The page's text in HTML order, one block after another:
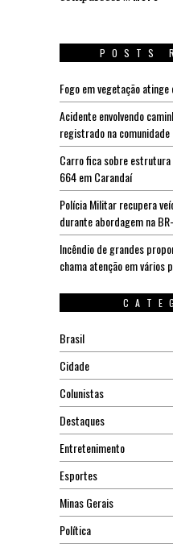
POSTS
Fogo em vegetação
Acidente envolvendo
registrado na
Carro fica sobre estrutura
664 em Carandaí
Polícia Militar recupera
durante abordagem na
Incêndio de grandes
chama atenção em vários
Brasil
Cidade
Colunistas
Destaques
Entretenimento
Esportes
Minas Gerais
Política